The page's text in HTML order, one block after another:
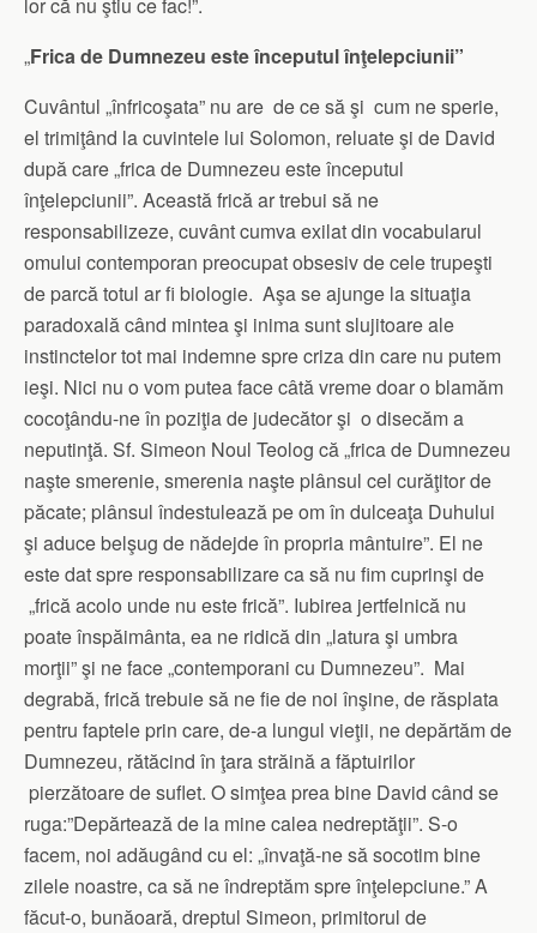
„Frica de Dumnezeu este începutul înţelepciunii”
Cuvântul „înfricoşata” nu are de ce să şi cum ne sperie,
el trimiţând la cuvintele lui Solomon, reluate şi de David
după care „frica de Dumnezeu este începutul
înţelepciunii”. Această frică ar trebui să ne
responsabilizeze, cuvânt cumva exilat din vocabularul
omului contemporan preocupat obsesiv de cele trupeşti
de parcă totul ar fi biologie. Aşa se ajunge la situaţia
paradoxală când mintea şi inima sunt slujitoare ale
instinctelor tot mai indemne spre criza din care nu putem
ieşi. Nici nu o vom putea face câtă vreme doar o blamăm
cocoţându-ne în poziţia de judecător şi o disecăm a
neputinţă. Sf. Simeon Noul Teolog că „frica de Dumnezeu
naşte smerenie, smerenia naşte plânsul cel curăţitor de
păcate; plânsul îndestulează pe om în dulceaţa Duhului
şi aduce belşug de nădejde în propria mântuire”. El ne
este dat spre responsabilizare ca să nu fim cuprinşi de
„frică acolo unde nu este frică”. Iubirea jertfelnică nu
poate înspăimânta, ea ne ridică din „latura şi umbra
morţii” şi ne face „contemporani cu Dumnezeu”. Mai
degrabă, frică trebuie să ne fie de noi înşine, de răsplata
pentru faptele prin care, de-a lungul vieţii, ne depărtăm de
Dumnezeu, rătăcind în ţara străină a făptuirilor
pierzătoare de suflet. O simţea prea bine David când se
ruga:”Depărtează de la mine calea nedreptăţii”. S-o
facem, noi adăugând cu el: „învaţă-ne să socotim bine
zilele noastre, ca să ne îndreptăm spre înţelepciune.” A
făcut-o, bunăoară, dreptul Simeon, primitorul de